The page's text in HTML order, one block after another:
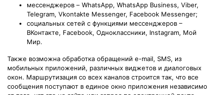
мессенджеров – WhatsApp, WhatsApp Business, Viber,
Telegram, Vkontakte Messenger, Facebook Messenger;
социальных сетей с функциями мессенджеров –
ВКонтакте, Facebook, Одноклассники, Instagram, Мой
Мир.
Также возможна обработка обращений e-mail, SMS, из
мобильных приложений, различных виджетов и диалоговых
окон. Маршрутизация со всех каналов строится так, что все
сообщения поступают в единое окно приложения независимо